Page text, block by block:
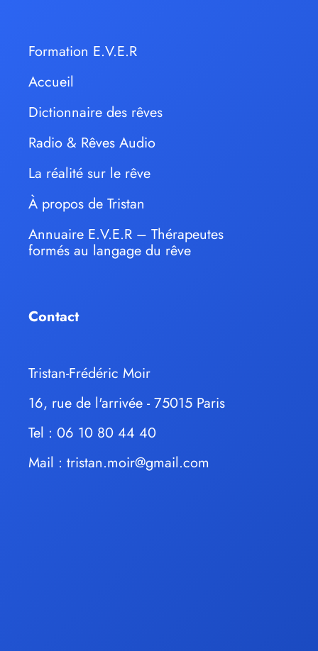
Formation E.V.E.R
Accueil
Dictionnaire des rêves
Radio & Rêves Audio
La réalité sur le rêve
À propos de Tristan
Annuaire E.V.E.R – Thérapeutes
formés au langage du rêve
Contact
Tristan-Frédéric Moir
16, rue de l'arrivée - 75015 Paris
Tel : 06 10 80 44 40
Mail : tristan.moir@gmail.com